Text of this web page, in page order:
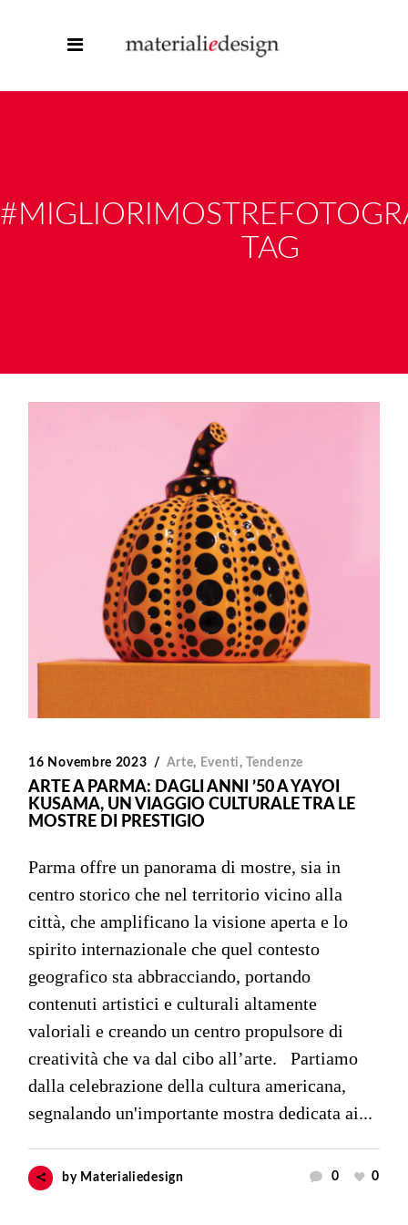
TAG
16 Novembre 2023 Arte, Eventi, Tendenze
ARTE A PARMA: DAGLI ANNI ’50 A YAYOI
KUSAMA, UN VIAGGIO CULTURALE TRA LE
MOSTRE DI PRESTIGIO
Parma offre un panorama di mostre, sia in
centro storico che nel territorio vicino alla
città, che amplificano la visione aperta e lo
spirito internazionale che quel contesto
geografico sta abbracciando, portando
contenuti artistici e culturali altamente
valoriali e creando un centro propulsore di
creatività che va dal cibo all’arte. Partiamo
dalla celebrazione della cultura americana,
segnalando un'importante mostra dedicata ai...
by Materialiedesign 0 0